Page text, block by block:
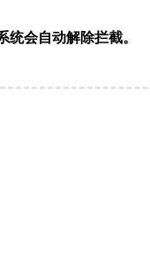
会自动解除拦截。